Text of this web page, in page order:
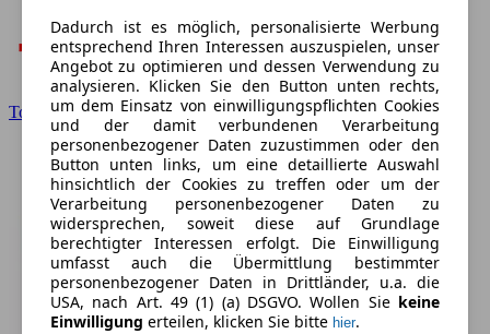
Toyota
Dadurch ist es möglich, personalisierte Werbung
entsprechend Ihren Interessen auszuspielen, unser
Angebot zu optimieren und dessen Verwendung zu
analysieren. Klicken Sie den Button unten rechts,
um dem Einsatz von einwilligungspflichten Cookies
und der damit verbundenen Verarbeitung
personenbezogener Daten zuzustimmen oder den
Button unten links, um eine detaillierte Auswahl
hinsichtlich der Cookies zu treffen oder um der
Verarbeitung personenbezogener Daten zu
widersprechen, soweit diese auf Grundlage
berechtigter Interessen erfolgt. Die Einwilligung
umfasst auch die Übermittlung bestimmter
personenbezogener Daten in Drittländer, u.a. die
USA, nach Art. 49 (1) (a) DSGVO. Wollen Sie keine
Einwilligung erteilen, klicken Sie bitte hier.